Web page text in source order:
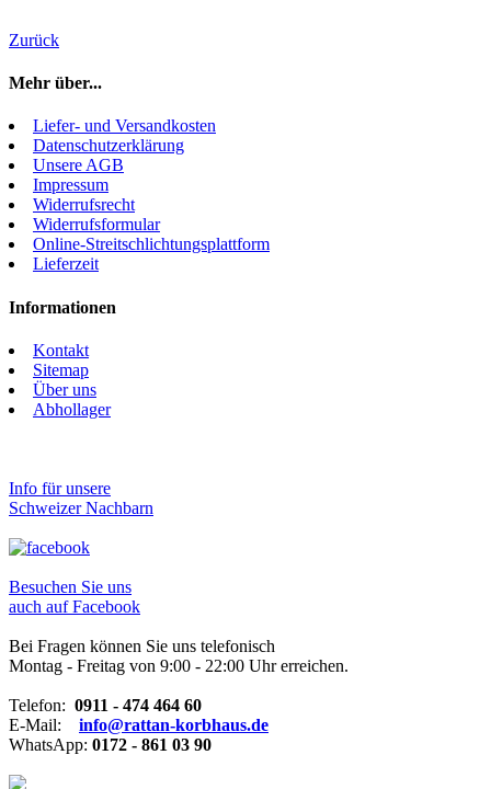
Zurück
Mehr über...
Liefer- und Versandkosten
Datenschutzerklärung
Unsere AGB
Impressum
Widerrufsrecht
Widerrufsformular
Online-Streitschlichtungsplattform
Lieferzeit
Informationen
Kontakt
Sitemap
Über uns
Abhollager
Info für unsere
Schweizer Nachbarn
Besuchen Sie uns
auch auf Facebook
Bei Fragen können Sie uns telefonisch
Montag - Freitag von 9:00 - 22:00 Uhr erreichen.
Telefon: 0911 - 474 464 60
E-Mail: info@rattan-korbhaus.de
WhatsApp: 0172 - 861 03 90